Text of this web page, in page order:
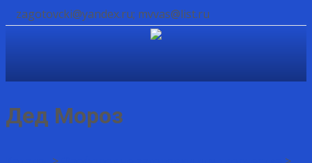
zagotovcki@yandex.ru; mvvas@list.ru
Дед Мороз